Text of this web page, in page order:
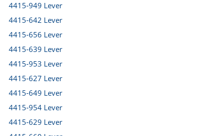
4415-949 Lever
4415-642 Lever
4415-656 Lever
4415-639 Lever
4415-953 Lever
4415-627 Lever
4415-649 Lever
4415-954 Lever
4415-629 Lever